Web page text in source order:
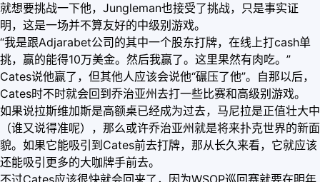
就想要挑战一下他，Jungleman也接受了挑战，只是事实证
明，这是一场并不算友好的中级别游戏。
“我是跟Adjarabet公司的其中一个股东打牌，在线上打cash单
挑，赢的能得10万美金。然后我赢了。这里果然有肉吃。”
Cates说他赢了，但其他人应该会说他“碾压了他”。自那以后，
Cates时不时就会回到乔治亚州去打一些比赛和高级别游戏。
如果说拉斯维加斯是高额桌已经成为过去，马尼拉是正值壮大中
（谁又说得准呢），那么或许乔治亚州就是将来扑克世界的新面
貌。如果它能吸引到Cates前去打牌，那从长久来看，它就应该
还能吸引更多的大咖牌手前去。
不过Cates应该很快就会回来了，因为WSOP巡回赛就要在明年